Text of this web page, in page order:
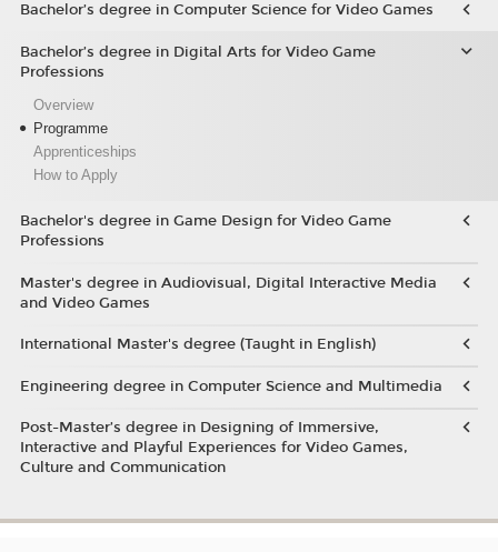
Bachelor’s degree in Computer Science for Video Games
Bachelor’s degree in Digital Arts for Video Game
Professions
Overview
Programme
Apprenticeships
How to Apply
Bachelor's degree in Game Design for Video Game
Professions
Master's degree in Audiovisual, Digital Interactive Media
and Video Games
International Master's degree (Taught in English)
Engineering degree in Computer Science and Multimedia
Post-Master’s degree in Designing of Immersive,
Interactive and Playful Experiences for Video Games,
Culture and Communication